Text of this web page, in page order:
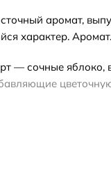
аромат,
характер. Аромат.
— сочные